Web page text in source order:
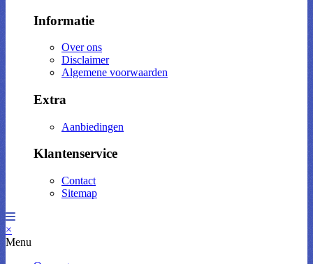
Informatie
Over ons
Disclaimer
Algemene voorwaarden
Extra
Aanbiedingen
Klantenservice
Contact
Sitemap
×
Menu